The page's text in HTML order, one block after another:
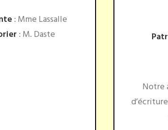
: Mme Lassalle
: M. Daste
Notre